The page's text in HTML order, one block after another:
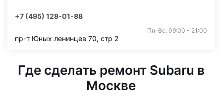
+7 (495) 128-01-88
Пн-Вс: 09:00 - 21:00
пр-т Юных ленинцев 70, стр 2
Где сделать ремонт Subaru в
Москве